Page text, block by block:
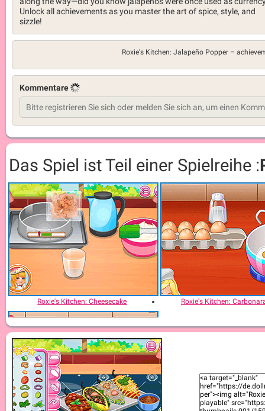
Unlock all achievements as you master the art of spice, style, and
sizzle!
Roxie's Kitchen: Jalapeño Popper –
Kommentare
Das Spiel ist Teil einer Spielreihe :
Roxie's Kitchen: Cheesecake Roxie's Kitchen: